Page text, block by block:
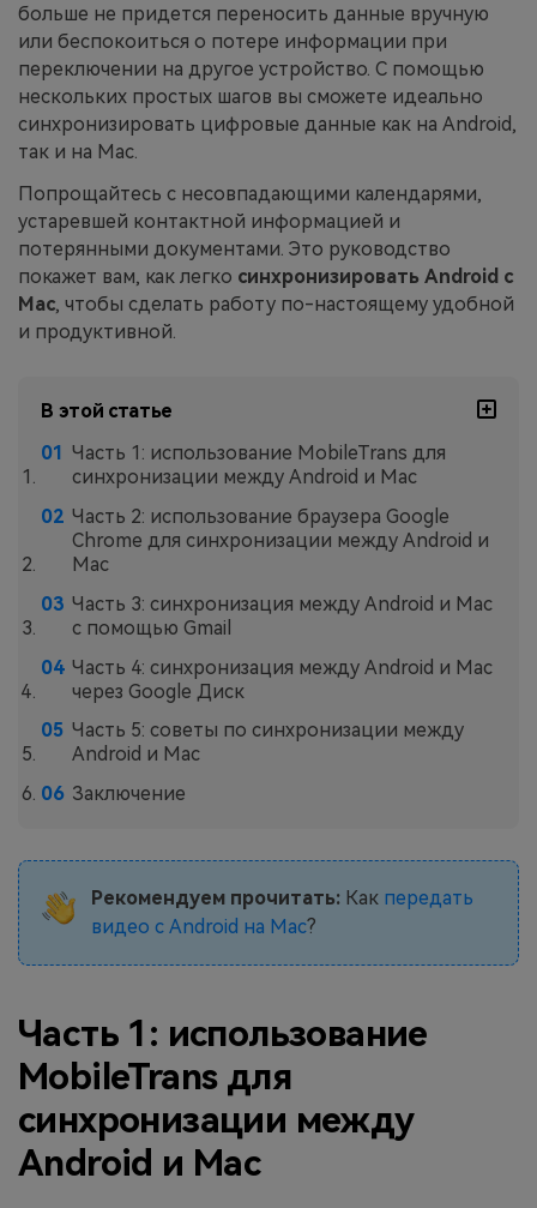
Приложение MobileTrans
Передавайте данные смартфона,
данные WhatsApp и файлы между
устройствами.
больше не придется переносить данные вручную
или беспокоиться о потере информации при
переключении на другое устройство. С помощью
нескольких простых шагов вы сможете идеально
синхронизировать цифровые данные как на Android,
так и на Mac.
Попрощайтесь с несовпадающими календарями,
устаревшей контактной информацией и
потерянными документами. Это руководство
покажет вам, как легко синхронизировать Android с
Mac, чтобы сделать работу по-настоящему удобной
и продуктивной.
В этой статье
Часть 1: использование MobileTrans для
синхронизации между Android и Mac
Часть 2: использование браузера Google
Chrome для синхронизации между Android и
Mac
Часть 3: синхронизация между Android и Mac
с помощью Gmail
Часть 4: синхронизация между Android и Mac
через Google Диск
Часть 5: советы по синхронизации между
Android и Mac
Заключение
Рекомендуем прочитать:Как передать
видео с Android на Mac?
Часть 1: использование
MobileTrans для
синхронизации между
Android и Mac